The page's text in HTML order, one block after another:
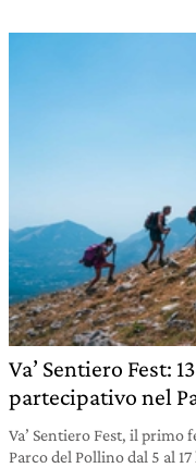
Va’ Sentiero Fest:
partecipativo nel
Va’ Sentiero Fest, il primo
Parco del Pollino dal 5 al